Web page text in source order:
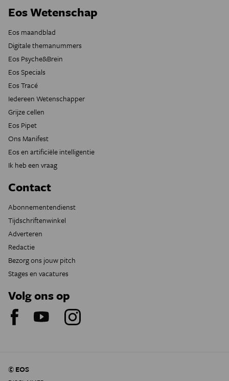
Eos Wetenschap
Eos maandblad
Digitale themanummers
Eos Psyche&Brein
Eos Specials
Eos Tracé
Iedereen Wetenschapper
Grijze cellen
Eos Pipet
Ons Manifest
Eos en artificiële intelligentie
Ik heb een vraag
Contact
Abonnementendienst
Tijdschriftenwinkel
Adverteren
Redactie
Bezorg ons jouw pitch
Stages en vacatures
Volg ons op
© EOS